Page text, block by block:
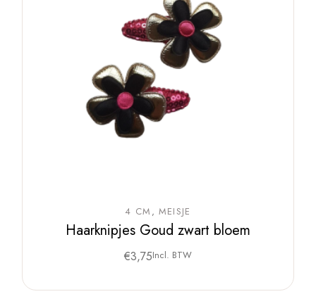
4 CM MEISJE
Haarknipjes Goud zwart bloem
€3,75Incl. BTW